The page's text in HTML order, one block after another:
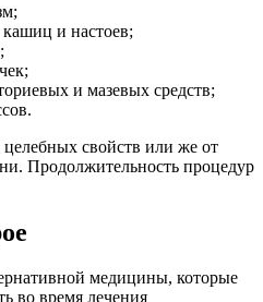
и настоев;
и мазевых средств;
свойств или же от
Продолжительность процедур
медицины, которые
во время лечения